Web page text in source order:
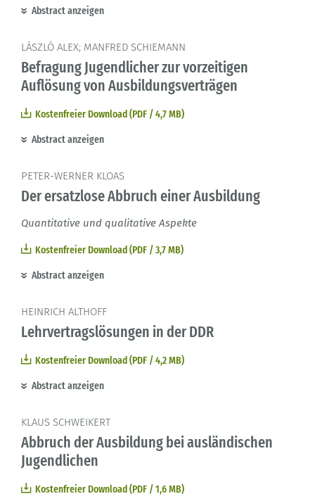
Abstract anzeigen
LÁSZLÓ ALEX; MANFRED SCHIEMANN
Befragung Jugendlicher zur vorzeitigen
Auflösung von Ausbildungsverträgen
Kostenfreier Download (PDF / 4,7 MB)
Abstract anzeigen
PETER-WERNER KLOAS
Der ersatzlose Abbruch einer Ausbildung
Quantitative und qualitative Aspekte
Kostenfreier Download (PDF / 3,7 MB)
Abstract anzeigen
HEINRICH ALTHOFF
Lehrvertragslösungen in der DDR
Kostenfreier Download (PDF / 4,2 MB)
Abstract anzeigen
KLAUS SCHWEIKERT
Abbruch der Ausbildung bei ausländischen
Jugendlichen
Kostenfreier Download (PDF / 1,6 MB)